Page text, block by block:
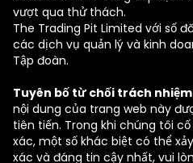
vượt qua thử thách.
The Trading Pit Limited với số
các dịch vụ quản lý và kinh
Tập đoàn.
Tuyên bố từ chối trách
nội dung của trang web này
tiên tiến. Trong khi chúng tôi
xác, một số khác biệt có thể
xác và đáng tin cậy nhất, vui